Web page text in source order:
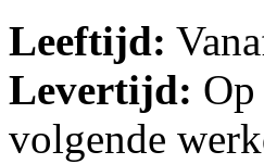
Leeftijd:
Levertijd:
volgende